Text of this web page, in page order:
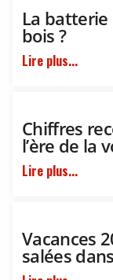
La
bois ?
Lire plus...
Chiffres
l’ère de la
Lire plus...
Vacances
salées